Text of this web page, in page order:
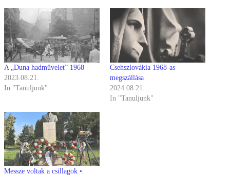
A „Duna hadművelet” 1968
2023.08.21.
In "Tanuljunk"
Csehszlovákia 1968-as
megszállása
2024.08.21.
In "Tanuljunk"
Messze voltak a csillagok •